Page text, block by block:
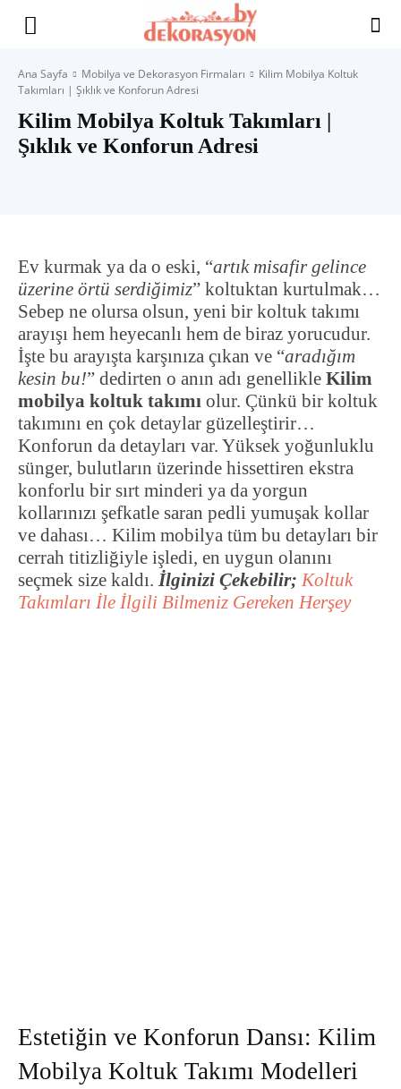
Yaşam
Ana Sayfa Mobilya ve Dekorasyon Firmaları
Kilim Mobilya Koltuk
Takımları | Şıklık ve Konforun Adresi
Kilim Mobilya Koltuk Takımları |
Şıklık ve Konforun Adresi
Ev kurmak ya da o eski, “artık misafir gelince
üzerine örtü serdiğimiz” koltuktan kurtulmak…
Sebep ne olursa olsun, yeni bir koltuk takımı
arayışı hem heyecanlı hem de biraz yorucudur.
İşte bu arayışta karşınıza çıkan ve “aradığım
kesin bu!” dedirten o anın adı genellikle Kilim
mobilya koltuk takımı olur. Çünkü bir koltuk
takımını en çok detaylar güzelleştirir…
Konforun da detayları var. Yüksek yoğunluklu
sünger, bulutların üzerinde hissettiren ekstra
konforlu bir sırt minderi ya da yorgun
kollarınızı şefkatle saran pedli yumuşak kollar
ve dahası… Kilim mobilya tüm bu detayları bir
cerrah titizliğiyle işledi, en uygun olanını
seçmek size kaldı. İlginizi Çekebilir; Koltuk
Takımları İle İlgili Bilmeniz Gereken Herşey
Estetiğin ve Konforun Dansı: Kilim
Mobilya Koltuk Takımı Modelleri